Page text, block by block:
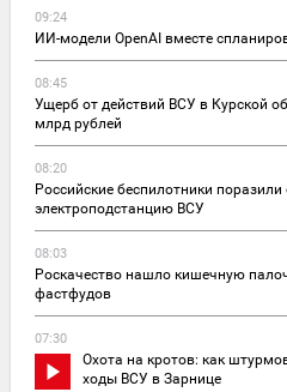
09:24
ИИ-модели OpenAI вместе
08:45
Ущерб от действий ВСУ в Курской
млрд рублей
08:20
Российские беспилотники поразили
электроподстанцию ВСУ
08:03
Роскачество нашло кишечную
фастфудов
07:30
Охота на кротов: как
ходы ВСУ в Зарнице